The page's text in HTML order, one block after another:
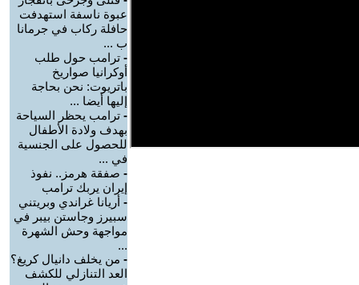
عبوة ناسفة استهدفت
حافلة ركاب في جرمانا
ب ...
- ترامب حول طلب
أوكرانيا صواريخ
باتريوت: نحن بحاجة
إليها أيضا ...
- ترامب يحظر السياحة
بهدف ولادة الأطفال
للحصول على الجنسية
في ...
- صفقة هرمز.. نفوذ
إيران يربك ترامب
- أريانا غراندي وبريتني
سبيرز وجاستن بيبر في
مواجهة وحش الشهرة
...
- من يخلف دانيال كريغ؟
العد التنازلي للكشف